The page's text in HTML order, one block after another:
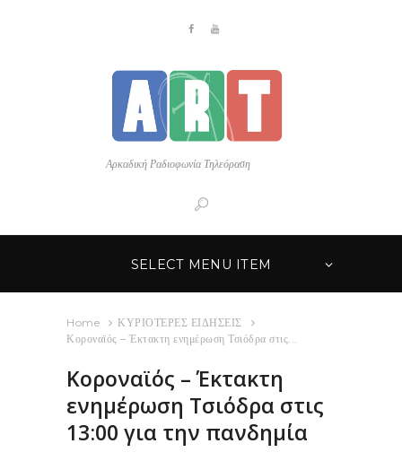
Αρκαδική Ραδιοφωνία Τηλεόραση
SELECT MENU ITEM
Home
ΚΥΡΙΟΤΕΡΕΣ ΕΙΔΗΣΕΙΣ
Κοροναϊός – Έκτακτη ενημέρωση Τσιόδρα στις...
Κοροναϊός – Έκτακτη
ενημέρωση Τσιόδρα στις
13:00 για την πανδημία